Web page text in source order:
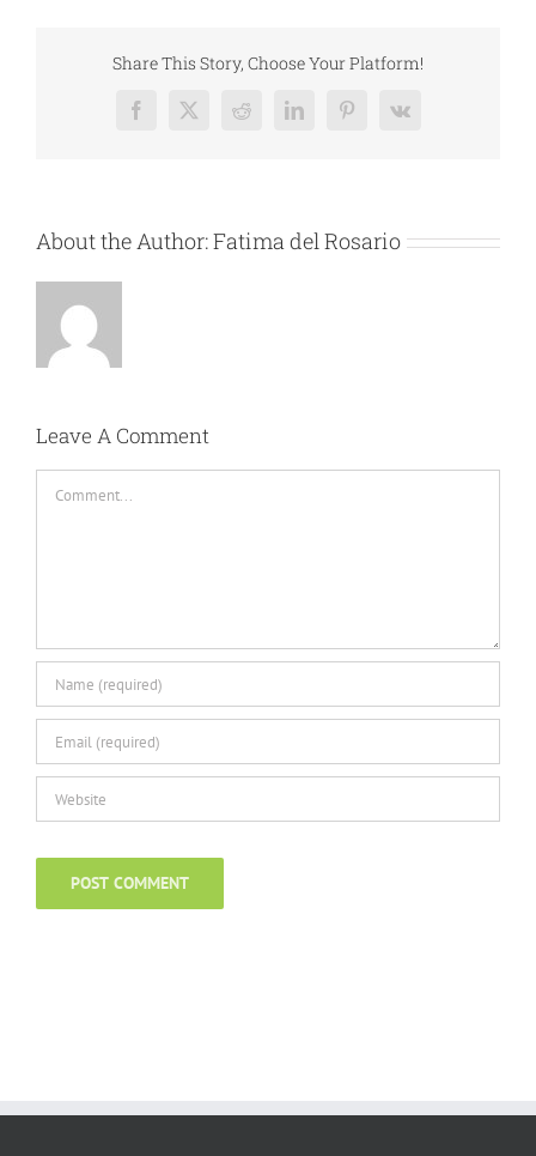
Share This Story, Choose Your Platform!
Facebook
X RedditLinkedInPinterest
Vk
About the Author:Fatima del Rosario
Leave A Comment